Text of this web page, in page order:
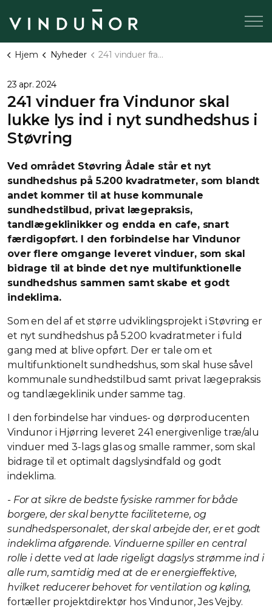
Hjem Nyheder 241 vinduer fra Vindunor skal lukke lys ind i nyt sundhedshus i Støvring
23 apr. 2024
241 vinduer fra Vindunor skal
lukke lys ind i nyt sundhedshus i
Støvring
Ved området Støvring Ådale står et nyt
sundhedshus på 5.200 kvadratmeter, som blandt
andet kommer til at huse kommunale
sundhedstilbud, privat lægepraksis,
tandlægeklinikker og endda en cafe, snart
færdigopført. I den forbindelse har Vindunor
over flere omgange leveret vinduer, som skal
bidrage til at binde det nye multifunktionelle
sundhedshus sammen samt skabe et godt
indeklima.
Som en del af et større udviklingsprojekt i Støvring er
et nyt sundhedshus på 5.200 kvadratmeter i fuld
gang med at blive opført. Der er tale om et
multifunktionelt sundhedshus, som skal huse såvel
kommunale sundhedstilbud samt privat lægepraksis
og tandlægeklinik under samme tag.
I den forbindelse har vindues- og dørproducenten
Vindunor i Hjørring leveret 241 energivenlige træ/alu
vinduer med 3-lags glas og smalle rammer, som skal
bidrage til et optimalt dagslysindfald og godt
indeklima.
- For at sikre de bedste fysiske rammer for både
borgere, der skal benytte faciliteterne, og
sundhedspersonalet, der skal arbejde der, er et godt
indeklima afgørende. Vinduerne spiller en central
rolle i dette ved at lade rigeligt dagslys strømme ind i
alle rum, samtidig med at de er energieffektive,
hvilket reducerer behovet for ventilation og køling,
fortæller projektdirektør hos Vindunor, Jes Vejby.